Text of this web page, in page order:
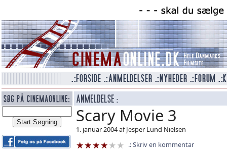
Scary Movie 3
1. januar 2004 af Jesper Lund Nielsen
Skriv en kommentar